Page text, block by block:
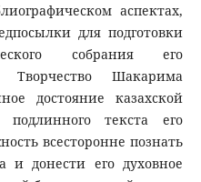
аспектах,
для подготовки
собрания его
Творчество Шакарима
достояние казахской
подлинного текста его
всесторонне познать
и донести его духовное